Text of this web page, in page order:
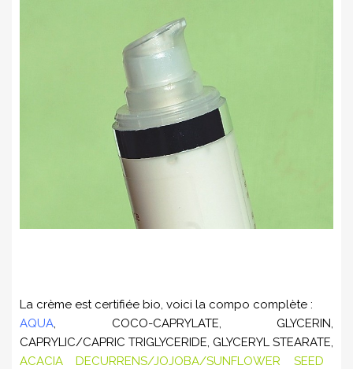
La crème est certifiée bio, voici la compo complète :
AQUA, COCO-CAPRYLATE, GLYCERIN,
CAPRYLIC/CAPRIC TRIGLYCERIDE, GLYCERYL STEARATE,
ACACIA DECURRENS/JOJOBA/SUNFLOWER SEED